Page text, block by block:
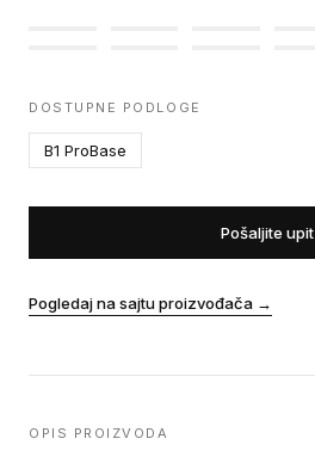
DOSTUPNE PODLOGE
B1 ProBase
Pošaljite upit
Pogledaj na sajtu proizvođača →
OPIS PROIZVODA